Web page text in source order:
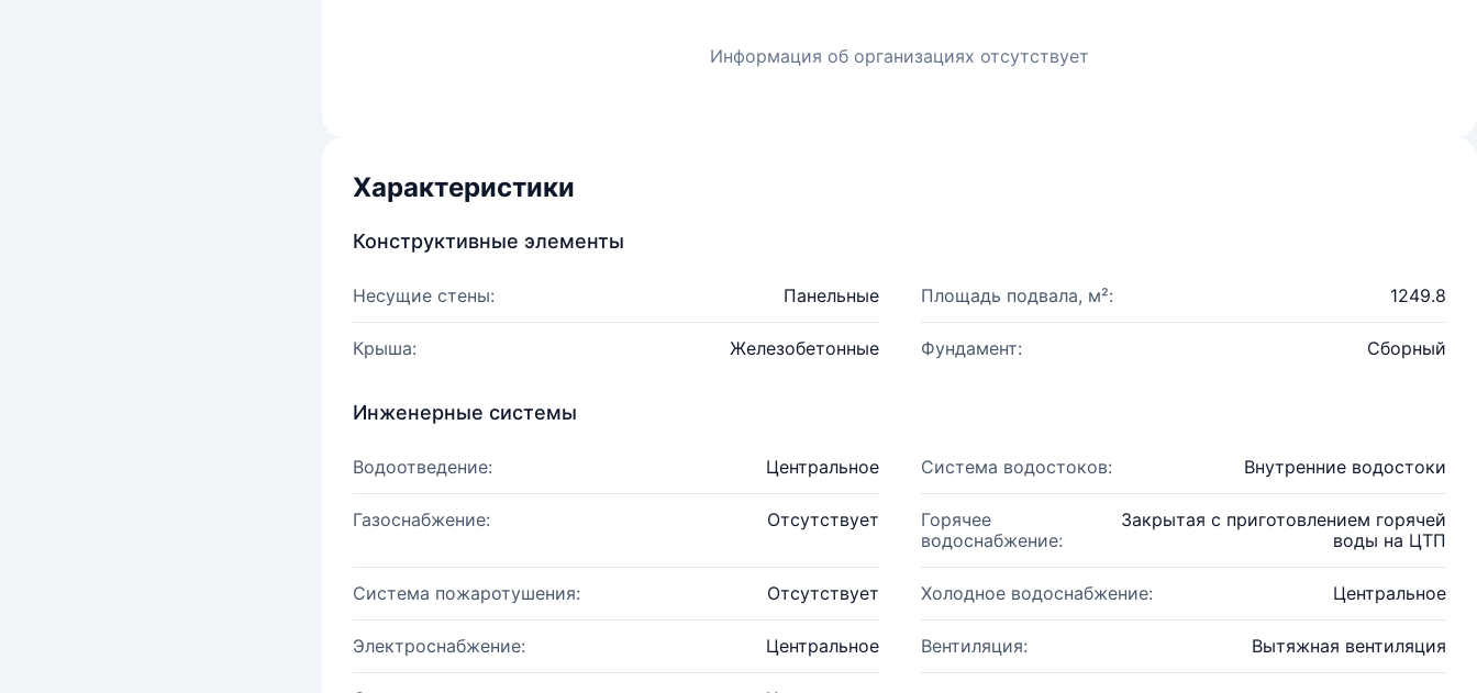
Информация об организациях отсутствует
Характеристики
Конструктивные элементы
Несущие стены: Панельные Площадь подвала, м²: 1249.8
Крыша: Железобетонные Фундамент: Сборный
Инженерные системы
Водоотведение: Центральное Система водостоков: Внутренние водостоки
Газоснабжение: Отсутствует
Горячее
водоснабжение:
Закрытая с приготовлением горячей
воды на ЦТП
Система пожаротушения: Отсутствует Холодное водоснабжение: Центральное
Электроснабжение: Центральное Вентиляция: Вытяжная вентиляция